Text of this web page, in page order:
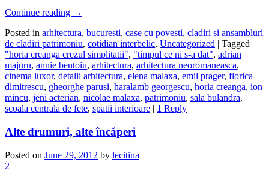
Continue reading →
Posted in arhitectura, bucuresti, case cu povesti, cladiri si ansambluri
de cladiri patrimoniu, cotidian interbelic, Uncategorized | Tagged
"horia creanga crezul simplitatii", "timpul ce ni s-a dat", adrian
majuru, annie bentoiu, arhitectura, arhitectura neoromaneasca,
cinema luxor, detalii arhitectura, elena malaxa, emil prager, florica
dimitrescu, gheorghe parusi, haralamb georgescu, horia creanga, ion
mincu, jeni acterian, nicolae malaxa, patrimoniu, sala bulandra,
scoala centrala de fete, spatii interioare | 1 Reply
Alte drumuri, alte încăperi
Posted on June 29, 2012 by lecitina
2